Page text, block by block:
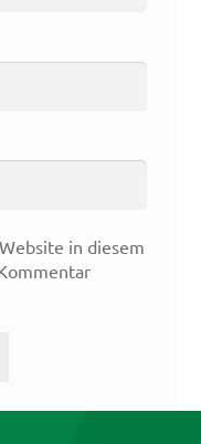
in diesem